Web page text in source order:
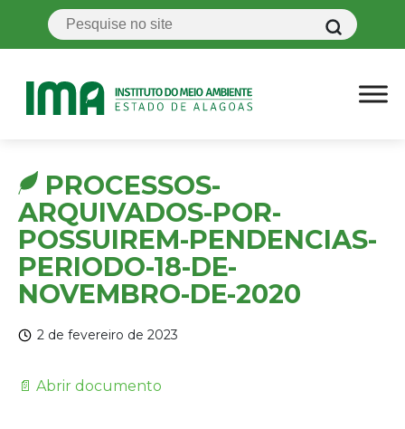
PROCESSOS-
ARQUIVADOS-POR-
POSSUIREM-PENDENCIAS-
PERIODO-18-DE-
NOVEMBRO-DE-2020
2 de fevereiro de 2023
📄 Abrir documento